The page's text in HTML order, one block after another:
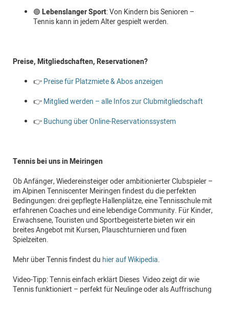
🟢Lebenslanger Sport: Von Kindern bis Senioren –
Tennis kann in jedem Alter gespielt werden.
Preise, Mitgliedschaften, Reservationen?
👉Preise für Platzmiete & Abos anzeigen
👉Mitglied werden – alle Infos zur Clubmitgliedschaft
👉Buchung über Online-Reservationssystem
Tennis bei uns in Meiringen
Ob Anfänger, Wiedereinsteiger oder ambitionierter Clubspieler –
im Alpinen Tenniscenter Meiringen findest du die perfekten
Bedingungen: drei gepflegte Hallenplätze, eine Tennisschule mit
erfahrenen Coaches und eine lebendige Community. Für Kinder,
Erwachsene, Touristen und Sportbegeisterte bieten wir ein
breites Angebot mit Kursen, Plauschturnieren und fixen
Spielzeiten.
Mehr über Tennis findest du hier auf Wikipedia.
Video-Tipp: Tennis einfach erklärt Dieses Video zeigt dir wie
Tennis funktioniert – perfekt für Neulinge oder als Auffrischung